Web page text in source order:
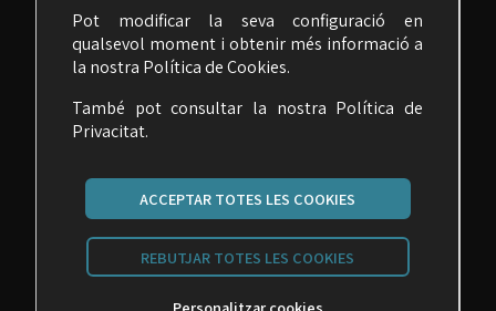
Carrer Malats, 27 | 08030 Barcelona
seime@seime.cat
Pot modificar la seva configuració en
qualsevol moment i obtenir més informació a
la nostra Política de Cookies.
També pot consultar la nostra Política de
Privacitat.
ACCEPTAR TOTES LES COOKIES
REBUTJAR TOTES LES COOKIES